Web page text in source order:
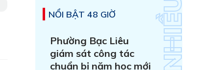
NỔI BẬT 48 GIỜ
Phường Bạc Liêu
giám sát công tác
chuẩn bị năm học mới